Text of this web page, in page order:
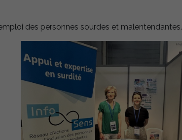
des personnes sourdes et malentendantes.